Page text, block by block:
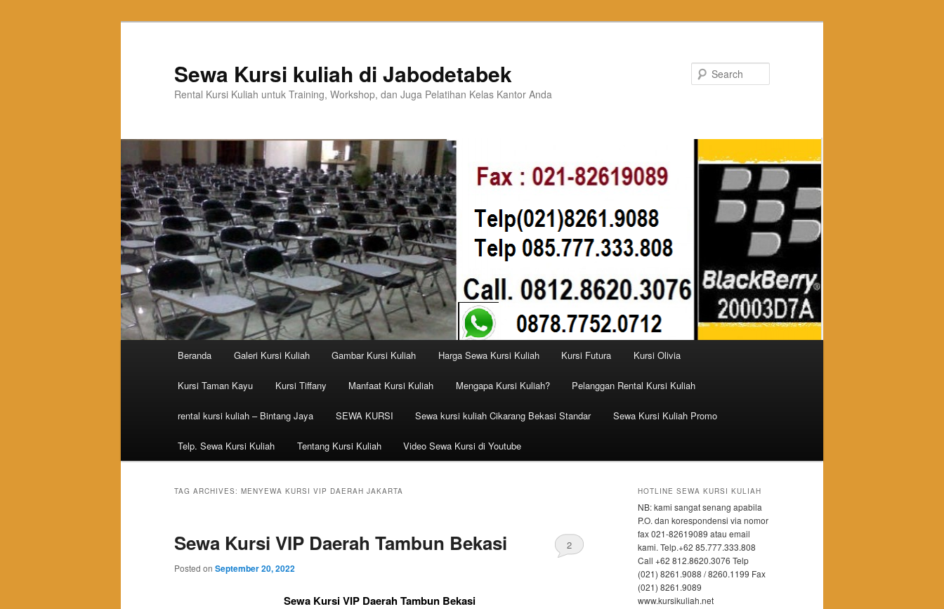
Sewa Kursi kuliah di Jabodetabek
Rental Kursi Kuliah untuk Training, Workshop, dan Juga Pelatihan Kelas Kantor Anda
Skip to primary content
Skip to secondary content
Beranda Galeri Kursi Kuliah Gambar Kursi Kuliah Harga Sewa Kursi Kuliah Kursi Futura Kursi Olivia
Kursi Taman Kayu Kursi Tiffany Manfaat Kursi Kuliah Mengapa Kursi Kuliah? Pelanggan Rental Kursi Kuliah
rental kursi kuliah – Bintang Jaya SEWA KURSI Sewa kursi kuliah Cikarang Bekasi Standar Sewa Kursi Kuliah Promo
Telp. Sewa Kursi Kuliah Tentang Kursi Kuliah Video Sewa Kursi di Youtube
TAG ARCHIVES: MENYEWA KURSI VIP DAERAH JAKARTA
Sewa Kursi VIP Daerah Tambun Bekasi
Posted on September 20, 2022
2
Sewa Kursi VIP Daerah Tambun Bekasi
HOTLINE SEWA KURSI KULIAH
NB: kami sangat senang apabila
P.O. dan korespondensi via nomor
fax 021-82619089 atau email
kami. Telp.+62 85.777.333.808
Call +62 812.8620.3076 Telp
(021) 8261.9088 / 8260.1199 Fax
(021) 8261.9089
www.kursikuliah.net